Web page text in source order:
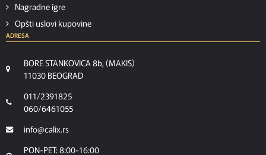
Nagradne igre
Opšti uslovi kupovine
ADRESA
BORE STANKOVICA 8b, (MAKIS)
11030 BEOGRAD
011/2391825
060/6461055
info@calix.rs
PON-PET: 8:00-16:00